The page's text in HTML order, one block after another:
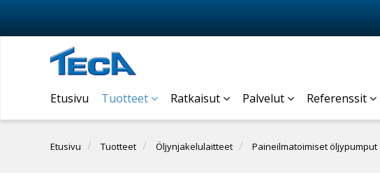
Etusivu Tuotteet Ratkaisut Palvelut Referenssit
Etusivu Tuotteet Öljynjakelulaitteet Paineilmatoimiset öljypumput